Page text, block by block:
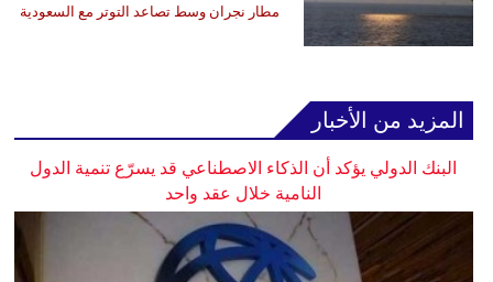
مطار نجران وسط تصاعد التوتر مع السعودية
المزيد من الأخبار
البنك الدولي يؤكد أن الذكاء الاصطناعي قد يسرّع تنمية الدول
النامية خلال عقد واحد